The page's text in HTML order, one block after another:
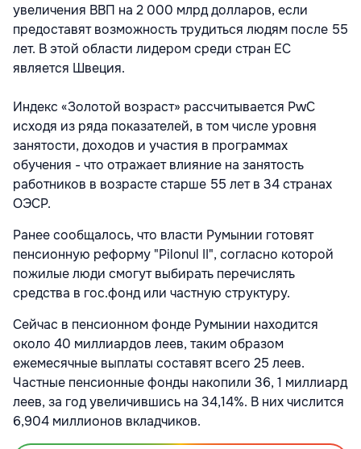
увеличения ВВП на 2 000 млрд долларов, если
предоставят возможность трудиться людям после 55
лет. В этой области лидером среди стран ЕС
является Швеция.
Индекс «Золотой возраст» рассчитывается PwC
исходя из ряда показателей, в том числе уровня
занятости, доходов и участия в программах
обучения - что отражает влияние на занятость
работников в возрасте старше 55 лет в 34 странах
ОЭСР.
Ранее сообщалось, что власти Румынии готовят
пенсионную реформу "Pilonul II", согласно которой
пожилые люди смогут выбирать перечислять
средства в гос.фонд или частную структуру.
Сейчас в пенсионном фонде Румынии находится
около 40 миллиардов леев, таким образом
ежемесячные выплаты составят всего 25 леев.
Частные пенсионные фонды накопили 36, 1 миллиард
леев, за год увеличившись на 34,14%. В них числится
6,904 миллионов вкладчиков.